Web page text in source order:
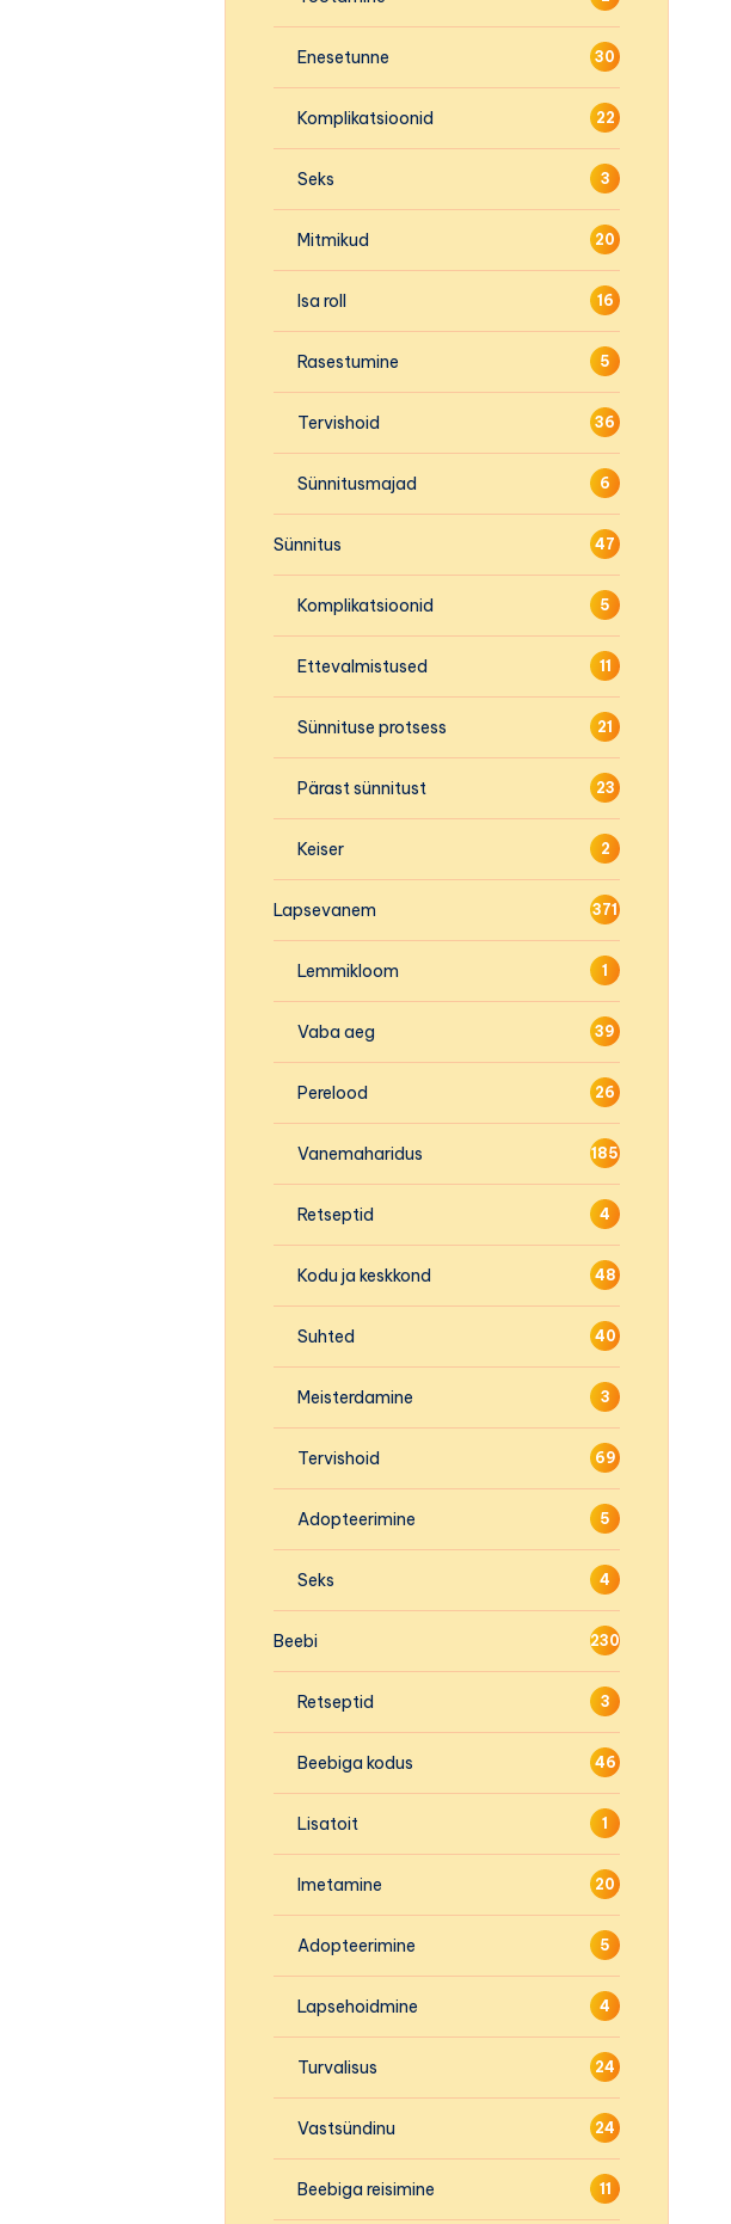
Enesetunne 30
Komplikatsioonid 22
Seks 3
Mitmikud 20
Isa roll 16
Rasestumine 5
Tervishoid 36
Sünnitusmajad 6
Sünnitus 47
Komplikatsioonid 5
Ettevalmistused 11
Sünnituse protsess 21
Pärast sünnitust 23
Keiser 2
Lapsevanem 371
Lemmikloom 1
Vaba aeg 39
Perelood 26
Vanemaharidus 185
Retseptid 4
Kodu ja keskkond 48
Suhted 40
Meisterdamine 3
Tervishoid 69
Adopteerimine 5
Seks 4
Beebi 230
Retseptid 3
Beebiga kodus 46
Lisatoit 1
Imetamine 20
Adopteerimine 5
Lapsehoidmine 4
Turvalisus 24
Vastsündinu 24
Beebiga reisimine 11